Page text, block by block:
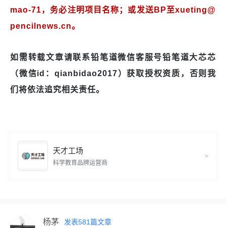
mao-71，务必注明项目名称；或发送BP至xueting@
pencilnews.cn。
如需转载文章请联系铅笔道微信客服号铅笔道大芯芯
（微信id：qianbidao2017）获取授权资质，否则我
们将依法追究相关责任。
天才工场
>
科学教育品牌运营商
杨茅 发表581篇文章